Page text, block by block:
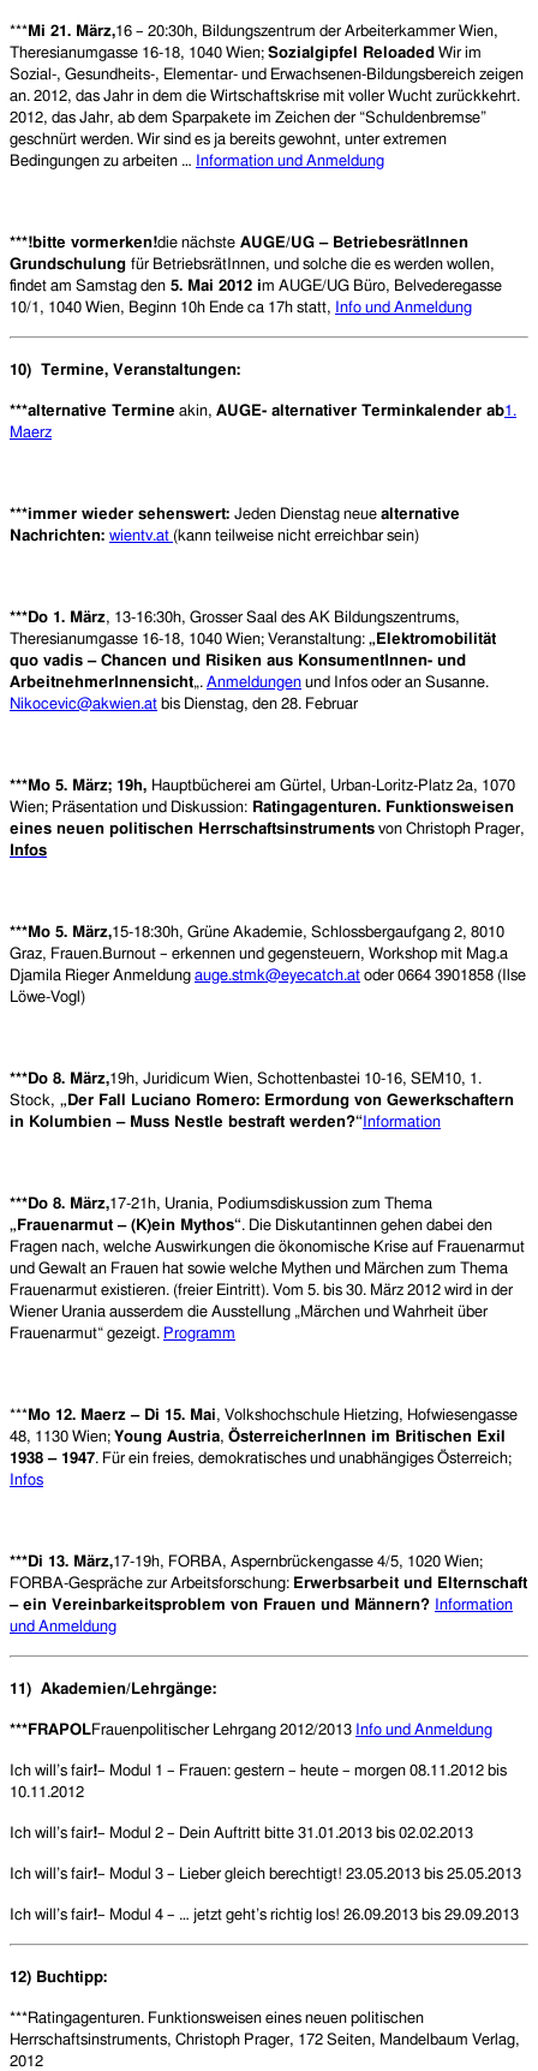
***Mi 21. März,16 – 20:30h, Bildungszentrum der Arbeiterkammer Wien,
Theresianumgasse 16-18, 1040 Wien; Sozialgipfel Reloaded Wir im
Sozial-, Gesundheits-, Elementar- und Erwachsenen-Bildungsbereich zeigen
an. 2012, das Jahr in dem die Wirtschaftskrise mit voller Wucht zurückkehrt.
2012, das Jahr, ab dem Sparpakete im Zeichen der “Schuldenbremse”
geschnürt werden. Wir sind es ja bereits gewohnt, unter extremen
Bedingungen zu arbeiten … Information und Anmeldung
***!bitte vormerken!die nächste AUGE/UG – BetriebesrätInnen
Grundschulung für BetriebsrätInnen, und solche die es werden wollen,
findet am Samstag den 5. Mai 2012 im AUGE/UG Büro, Belvederegasse
10/1, 1040 Wien, Beginn 10h Ende ca 17h statt, Info und Anmeldung
10) Termine, Veranstaltungen:
***alternative Termine akin, AUGE- alternativer Terminkalender ab1.
Maerz
***immer wieder sehenswert: Jeden Dienstag neue alternative
Nachrichten: wientv.at (kann teilweise nicht erreichbar sein)
***Do 1. März, 13-16:30h, Grosser Saal des AK Bildungszentrums,
Theresianumgasse 16-18, 1040 Wien; Veranstaltung: „Elektromobilität
quo vadis – Chancen und Risiken aus KonsumentInnen- und
ArbeitnehmerInnensicht„. Anmeldungen und Infos oder an Susanne.
Nikocevic@akwien.at bis Dienstag, den 28. Februar
***Mo 5. März; 19h, Hauptbücherei am Gürtel, Urban-Loritz-Platz 2a, 1070
Wien; Präsentation und Diskussion: Ratingagenturen. Funktionsweisen
eines neuen politischen Herrschaftsinstruments von Christoph Prager,
Infos
***Mo 5. März,15-18:30h, Grüne Akademie, Schlossbergaufgang 2, 8010
Graz, Frauen.Burnout – erkennen und gegensteuern, Workshop mit Mag.a
Djamila Rieger Anmeldung auge.stmk@eyecatch.at oder 0664 3901858 (Ilse
Löwe-Vogl)
***Do 8. März,19h, Juridicum Wien, Schottenbastei 10-16, SEM10, 1.
Stock, „Der Fall Luciano Romero: Ermordung von Gewerkschaftern
in Kolumbien – Muss Nestle bestraft werden?“Information
***Do 8. März,17-21h, Urania, Podiumsdiskussion zum Thema
„Frauenarmut – (K)ein Mythos“. Die Diskutantinnen gehen dabei den
Fragen nach, welche Auswirkungen die ökonomische Krise auf Frauenarmut
und Gewalt an Frauen hat sowie welche Mythen und Märchen zum Thema
Frauenarmut existieren. (freier Eintritt). Vom 5. bis 30. März 2012 wird in der
Wiener Urania ausserdem die Ausstellung „Märchen und Wahrheit über
Frauenarmut“ gezeigt. Programm
***Mo 12. Maerz – Di 15. Mai, Volkshochschule Hietzing, Hofwiesengasse
48, 1130 Wien; Young Austria, ÖsterreicherInnen im Britischen Exil
1938 – 1947. Für ein freies, demokratisches und unabhängiges Österreich;
Infos
***Di 13. März,17-19h, FORBA, Aspernbrückengasse 4/5, 1020 Wien;
FORBA-Gespräche zur Arbeitsforschung: Erwerbsarbeit und Elternschaft
– ein Vereinbarkeitsproblem von Frauen und Männern? Information
und Anmeldung
11) Akademien/Lehrgänge:
***FRAPOLFrauenpolitischer Lehrgang 2012/2013 Info und Anmeldung
Ich will’s fair!– Modul 1 – Frauen: gestern – heute – morgen 08.11.2012 bis
10.11.2012
Ich will’s fair!– Modul 2 – Dein Auftritt bitte 31.01.2013 bis 02.02.2013
Ich will’s fair!– Modul 3 – Lieber gleich berechtigt! 23.05.2013 bis 25.05.2013
Ich will’s fair!– Modul 4 – … jetzt geht’s richtig los! 26.09.2013 bis 29.09.2013
12) Buchtipp:
***Ratingagenturen. Funktionsweisen eines neuen politischen
Herrschaftsinstruments, Christoph Prager, 172 Seiten, Mandelbaum Verlag,
2012